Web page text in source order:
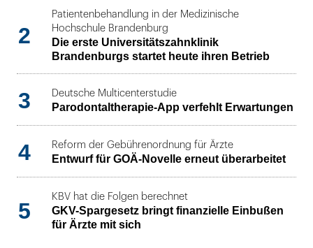
2
Patientenbehandlung in der Medizinische
Hochschule Brandenburg
Die erste Universitätszahnklinik
Brandenburgs startet heute ihren Betrieb
3 Deutsche Multicenterstudie
Parodontaltherapie-App verfehlt Erwartungen
4 Reform der Gebührenordnung für Ärzte
Entwurf für GOÄ-Novelle erneut überarbeitet
5
KBV hat die Folgen berechnet
GKV-Spargesetz bringt finanzielle Einbußen
für Ärzte mit sich